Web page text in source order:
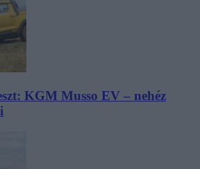
KGM Musso EV – nehéz